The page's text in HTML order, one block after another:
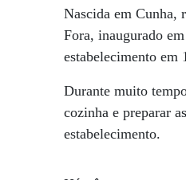
Nascida em Cunha,
Fora, inaugurado
estabelecimento
Durante muito
cozinha e preparar
estabelecimento.